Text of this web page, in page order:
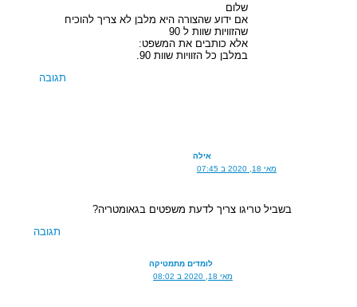
שלום
אם ידוע שהצורה היא מלבן לא צריך להוכיח
שהזוויות שוות ל 90
אלא כותבים את המשפט:
במלבן כל הזוויות שוות 90.
תגובה
אילה
מאי 18, 2020 ב 07:45
בשביל טריגו צריך לדעת משפטים בגאומטריה?
תגובה
לומדים מתמטיקה
מאי 18, 2020 ב 08:02